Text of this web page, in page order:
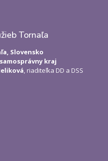
Tornaľa
Slovensko
kraj
, riaditeľka DD a DSS